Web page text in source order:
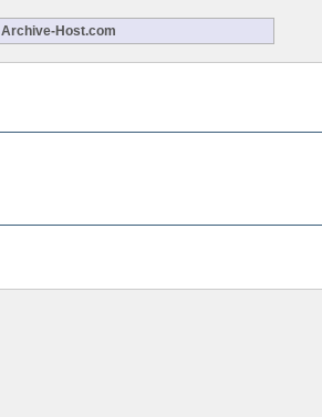
Archive-Host.com